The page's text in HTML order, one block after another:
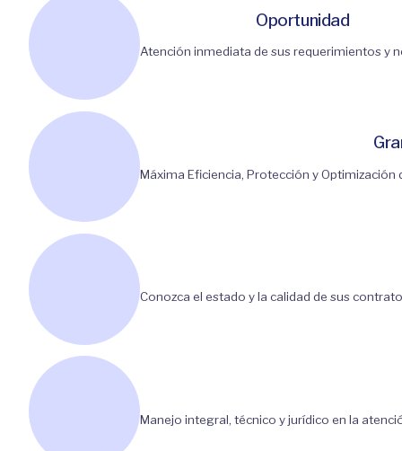
Oportunidad
Atención inmediata de sus requerimientos y
Máxima Eficiencia, Protección y
Conozca el estado y la calidad de sus
Manejo integral, técnico y jurídico en la